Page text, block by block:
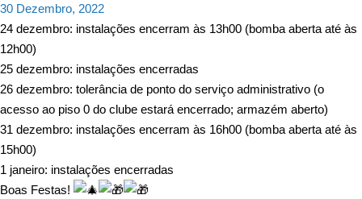
30 Dezembro, 2022
24 dezembro: instalações encerram às 13h00 (bomba aberta até às
12h00)
25 dezembro: instalações encerradas
26 dezembro: tolerância de ponto do serviço administrativo (o
acesso ao piso 0 do clube estará encerrado; armazém aberto)
31 dezembro: instalações encerram às 16h00 (bomba aberta até às
15h00)
1 janeiro: instalações encerradas
Boas Festas!